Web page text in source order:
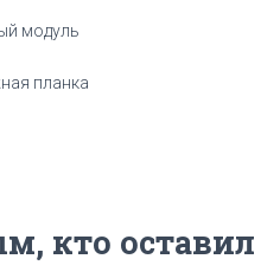
модуль
планка
кто оставил